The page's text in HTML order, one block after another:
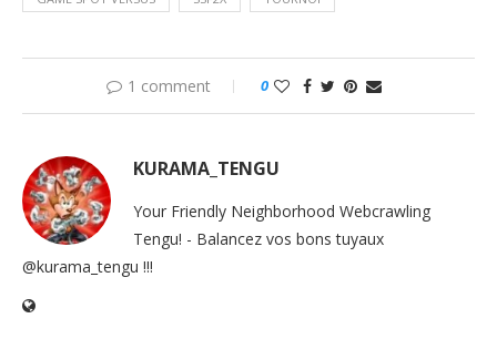
1 comment 0
KURAMA_TENGU
Your Friendly Neighborhood Webcrawling
Tengu! - Balancez vos bons tuyaux
@kurama_tengu !!!